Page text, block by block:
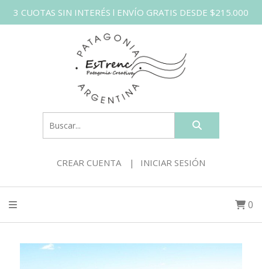
3 CUOTAS SIN INTERÉS l ENVÍO GRATIS DESDE $215.000
CREAR CUENTA INICIAR SESIÓN
0